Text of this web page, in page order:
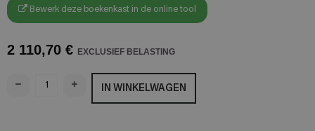
Bewerk deze boekenkast in de online tool
2 110,70 € EXCLUSIEF BELASTING
IN WINKELWAGEN